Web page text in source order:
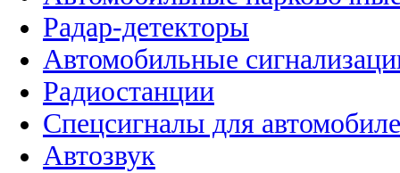
Радар-детекторы
Автомобильные
Радиостанции
Спецсигналы для
Автозвук